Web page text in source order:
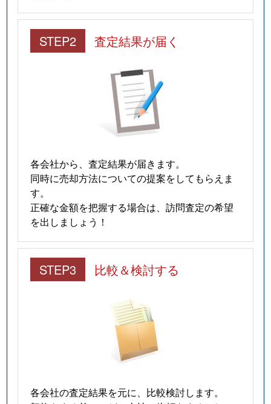
STEP2 査定結果が届く
各会社から、査定結果が届きます。
同時に売却方法についての提案をしてもらえま
す。
正確な金額を把握する場合は、訪問査定の希望
を出しましょう！
STEP3 比較＆検討する
各会社の査定結果を元に、比較検討します。